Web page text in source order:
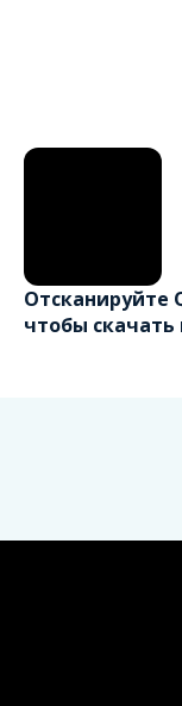
Отсканируйте
чтобы